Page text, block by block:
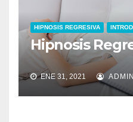
HIPNOSIS REGRESIVA
Hipnosis
ENE 31, 2021